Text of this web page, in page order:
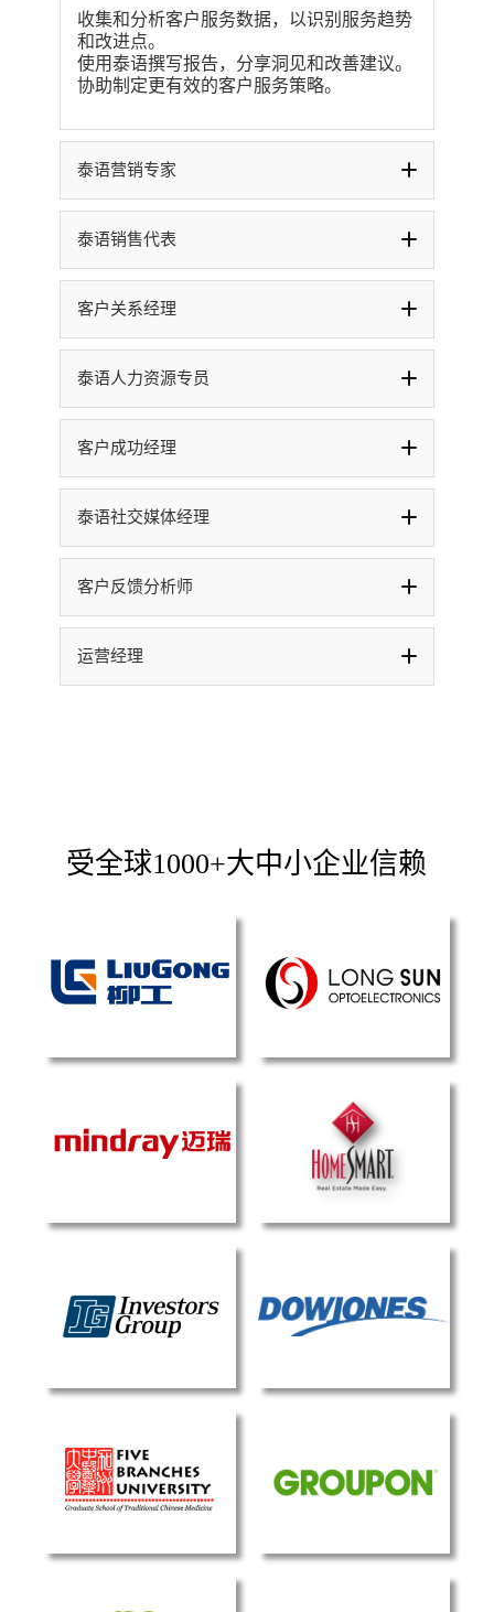
收集和分析客户服务数据，以识别服务趋势
和改进点。
使用泰语撰写报告，分享洞见和改善建议。
协助制定更有效的客户服务策略。
泰语营销专家
泰语销售代表
客户关系经理
泰语人力资源专员
客户成功经理
泰语社交媒体经理
客户反馈分析师
运营经理
受全球1000+大中小企业信赖